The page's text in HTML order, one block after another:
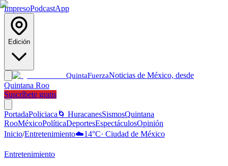
ImpresoPodcastApp
Edición
QuintaFuerzaNoticias de México, desde
Quintana Roo
Suscríbete gratis
PortadaPoliciaca 🌀 HuracanesSismosQuintana
RooMéxicoPolíticaDeportesEspectáculosOpinión
Inicio/Entretenimiento☁️14°C· Ciudad de México
Entretenimiento